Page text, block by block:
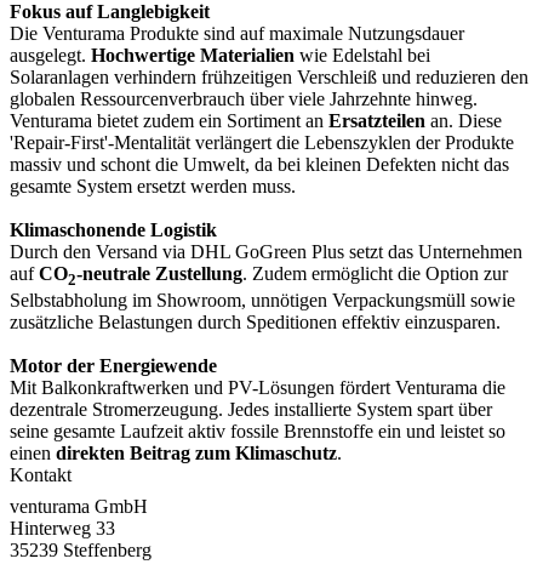
Fokus auf Langlebigkeit
Die Venturama Produkte sind auf maximale Nutzungsdauer
ausgelegt. Hochwertige Materialien wie Edelstahl bei
Solaranlagen verhindern frühzeitigen Verschleiß und reduzieren den
globalen Ressourcenverbrauch über viele Jahrzehnte hinweg.
Venturama bietet zudem ein Sortiment an Ersatzteilen an. Diese
'Repair-First'-Mentalität verlängert die Lebenszyklen der Produkte
massiv und schont die Umwelt, da bei kleinen Defekten nicht das
gesamte System ersetzt werden muss.
Klimaschonende Logistik
Durch den Versand via DHL GoGreen Plus setzt das Unternehmen
aufCO2-neutrale Zustellung. Zudem ermöglicht die Option zur
Selbstabholung im Showroom, unnötigen Verpackungsmüll sowie
zusätzliche Belastungen durch Speditionen effektiv einzusparen.
Motor der Energiewende
Mit Balkonkraftwerken und PV-Lösungen fördert Venturama die
dezentrale Stromerzeugung. Jedes installierte System spart über
seine gesamte Laufzeit aktiv fossile Brennstoffe ein und leistet so
einen direkten Beitrag zum Klimaschutz.
Kontakt
venturama GmbH
Hinterweg 33
35239 Steffenberg